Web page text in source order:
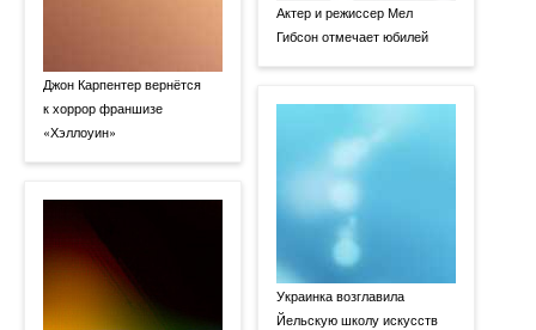
Джон Карпентер вернётся
к хоррор франшизе
«Хэллоуин»
Актер и режиссер Мел
Гибсон отмечает юбилей
Украинка возглавила
Йельскую школу искусств